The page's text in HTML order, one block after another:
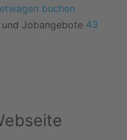
buchen
43